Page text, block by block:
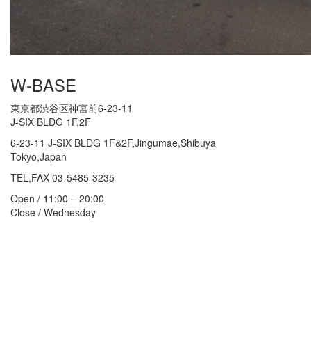
W-BASE
東京都渋谷区神宮前6-23-11
J-SIX BLDG 1F,2F
6-23-11 J-SIX BLDG 1F&2F,Jingumae,Shibuya
Tokyo,Japan
TEL,FAX 03-5485-3235
Open / 11:00 – 20:00
Close / Wednesday